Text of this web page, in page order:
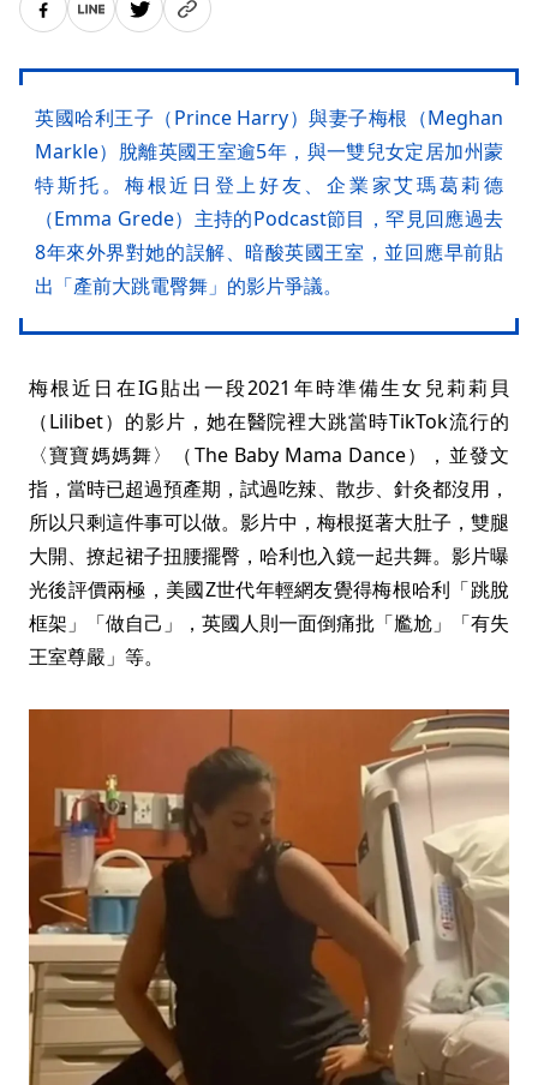
英國哈利王子（Prince Harry）與妻子梅根（Meghan
Markle）脫離英國王室逾5年，與一雙兒女定居加州蒙
特斯托。梅根近日登上好友、企業家艾瑪葛莉德
（Emma Grede）主持的Podcast節目，罕見回應過去
8年來外界對她的誤解、暗酸英國王室，並回應早前貼
出「產前大跳電臀舞」的影片爭議。
梅根近日在IG貼出一段2021年時準備生女兒莉莉貝
（Lilibet）的影片，她在醫院裡大跳當時TikTok流行的
〈寶寶媽媽舞〉（The Baby Mama Dance），並發文
指，當時已超過預產期，試過吃辣、散步、針灸都沒用，
所以只剩這件事可以做。影片中，梅根挺著大肚子，雙腿
大開、撩起裙子扭腰擺臀，哈利也入鏡一起共舞。影片曝
光後評價兩極，美國Z世代年輕網友覺得梅根哈利「跳脫
框架」「做自己」，英國人則一面倒痛批「尷尬」「有失
王室尊嚴」等。